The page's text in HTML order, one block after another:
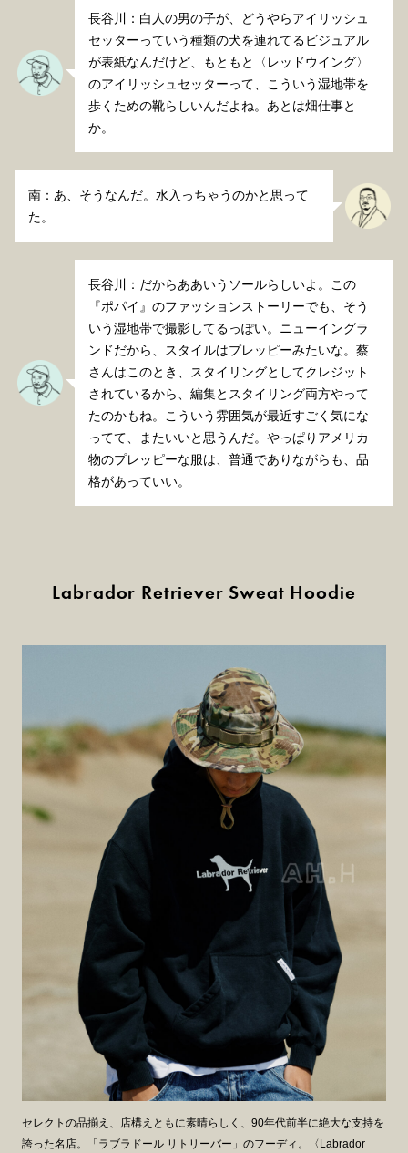
長谷川：白人の男の子が、どうやらアイリッシュ
セッターっていう種類の犬を連れてるビジュアル
が表紙なんだけど、もともと〈レッドウイング〉
のアイリッシュセッターって、こういう湿地帯を
歩くための靴らしいんだよね。あとは畑仕事と
か。
南：あ、そうなんだ。水入っちゃうのかと思って
た。
長谷川：だからああいうソールらしいよ。この
『ポパイ』のファッションストーリーでも、そう
いう湿地帯で撮影してるっぽい。ニューイングラ
ンドだから、スタイルはプレッピーみたいな。蔡
さんはこのとき、スタイリングとしてクレジット
されているから、編集とスタイリング両方やって
たのかもね。こういう雰囲気が最近すごく気にな
ってて、またいいと思うんだ。やっぱりアメリカ
物のプレッピーな服は、普通でありながらも、品
格があっていい。
Labrador Retriever Sweat Hoodie
セレクトの品揃え、店構えともに素晴らしく、90年代前半に絶大な支持を
誇った名店。「ラブラドール リトリーバー」のフーディ。〈Labrador